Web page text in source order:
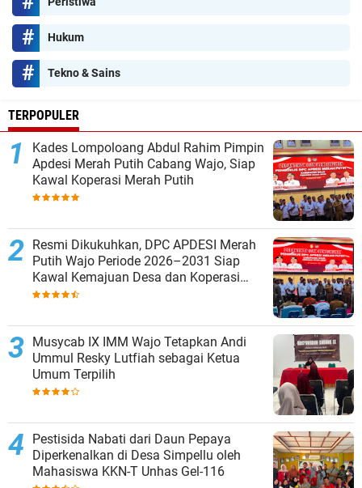
Hukum
Tekno & Sains
TERPOPULER
Kades Lompoloang Abdul Rahim Pimpin
Apdesi Merah Putih Cabang Wajo, Siap
Kawal Koperasi Merah Putih
Resmi Dikukuhkan, DPC APDESI Merah
Putih Wajo Periode 2026–2031 Siap
Kawal Kemajuan Desa dan Koperasi
Merah Putih
Musycab IX IMM Wajo Tetapkan Andi
Ummul Resky Lutfiah sebagai Ketua
Umum Terpilih
Pestisida Nabati dari Daun Pepaya
Diperkenalkan di Desa Simpellu oleh
Mahasiswa KKN-T Unhas Gel-116